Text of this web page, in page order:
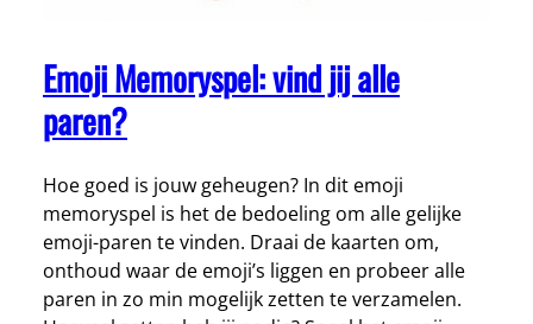
Emoji Memoryspel: vind jij alle
paren?
Hoe goed is jouw geheugen? In dit emoji
memoryspel is het de bedoeling om alle gelijke
emoji-paren te vinden. Draai de kaarten om,
onthoud waar de emoji’s liggen en probeer alle
paren in zo min mogelijk zetten te verzamelen.